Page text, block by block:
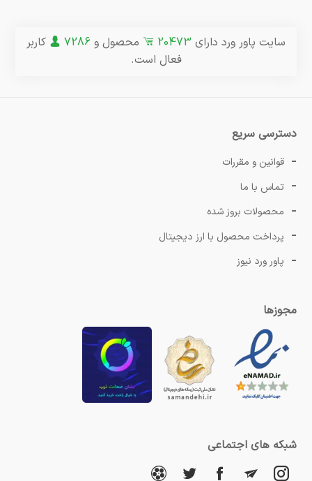
سایت پاور ورد دارای 20473 محصول و 7286
کاربر
فعال است.
دسترسی سریع
قوانین و مقررات
تماس با ما
محصولات بروز شده
پرداخت محصول با ارز دیجیتال
پاور ورد نیوز
مجوزها
شبکه های اجتماعی